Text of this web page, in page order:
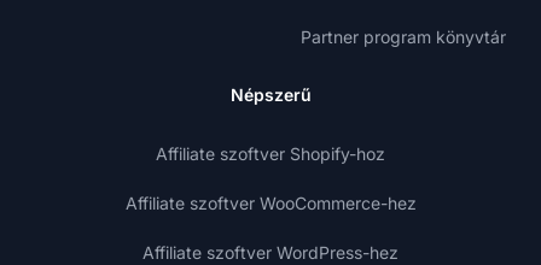
Partner program könyvtár
Népszerű
Affiliate szoftver Shopify-hoz
Affiliate szoftver WooCommerce-hez
Affiliate szoftver WordPress-hez